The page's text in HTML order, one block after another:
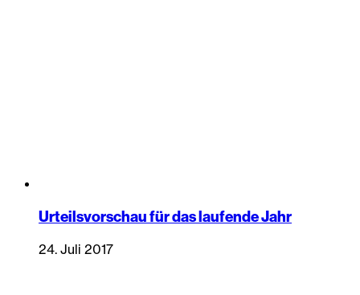
Urteilsvorschau für das laufende Jahr
24. Juli 2017